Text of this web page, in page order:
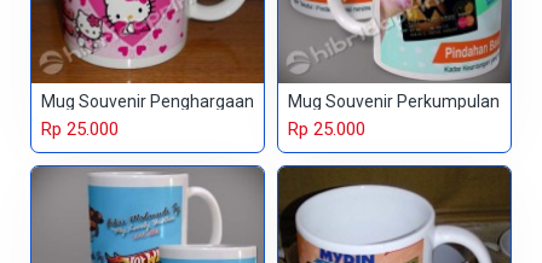
Mug Souvenir Penghargaan
Rp 25.000
Mug Souvenir Perkumpulan
Rp 25.000